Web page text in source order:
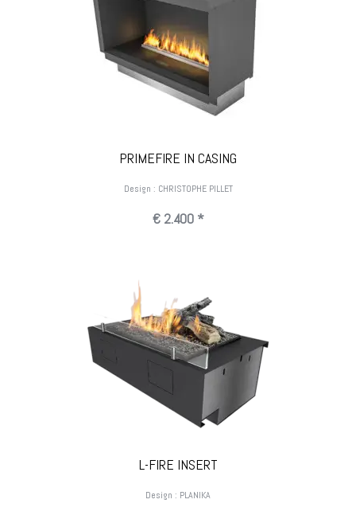
PRIMEFIRE IN CASING
Design : CHRISTOPHE PILLET
€ 2.400 *
L-FIRE INSERT
Design : PLANIKA